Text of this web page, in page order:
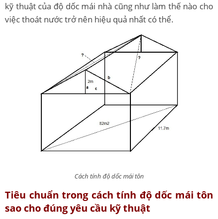
kỹ thuật của độ dốc mái nhà cũng như làm thế nào cho
việc thoát nước trở nên hiệu quả nhất có thể.
Cách tính độ dốc mái tôn
Tiêu chuẩn trong cách tính độ dốc mái tôn
sao cho đúng yêu cầu kỹ thuật